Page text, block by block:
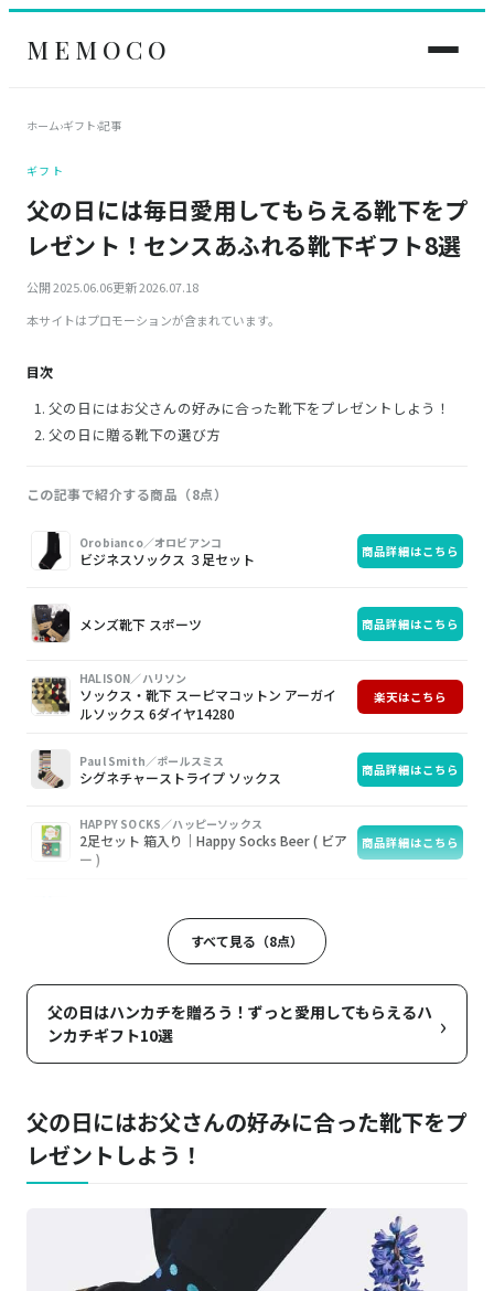
MEMOCO
ホーム›ギフト›記事
ギフト
父の日には毎日愛用してもらえる靴下をプ
レゼント！センスあふれる靴下ギフト8選
公開 2025.06.06更新 2026.07.18
本サイトはプロモーションが含まれています。
目次
父の日にはお父さんの好みに合った靴下をプレゼントしよう！
父の日に贈る靴下の選び方
この記事で紹介する商品（8点）
像
商
品
Orobianco／オロビアンコ
ビジネスソックス ３足セット 商品詳細はこちら
メンズ靴下 スポーツ 商品詳細はこちら
HALISON／ハリソン
ソックス・靴下 スーピマコットン アーガイ
ルソックス 6ダイヤ14280
楽天はこちら
Paul Smith／ポールスミス
シグネチャーストライプ ソックス 商品詳細はこちら
HAPPY SOCKS／ハッピーソックス
2足セット 箱入り｜Happy Socks Beer ( ビア
ー )
商品詳細はこちら
ボトムカラー パネル ソックス
商品詳細はこちら
COOL KICK INVISIBLE 16601 楽天はこちら
すべて見る（8点）
父の日はハンカチを贈ろう！ずっと愛用してもらえるハ
ンカチギフト10選
›
父の日にはお父さんの好みに合った靴下をプ
レゼントしよう！